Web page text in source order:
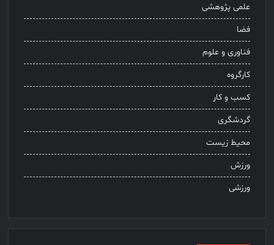
علمی پژوهشی
فضا
فناوری و علوم
کارگروه
کسب و کار
گردشگری
محیط زیست
ورزش
ورزشی